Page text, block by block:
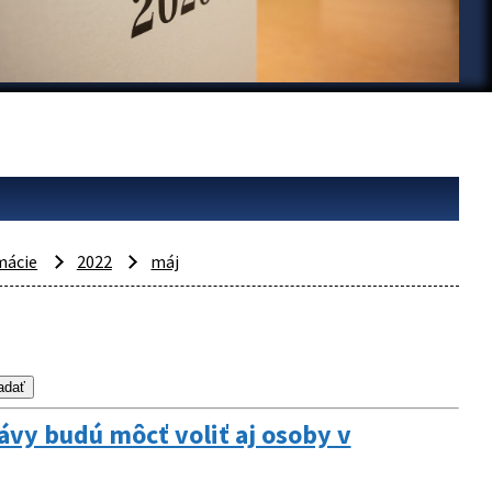
2022 máj
budú môcť voliť aj osoby v